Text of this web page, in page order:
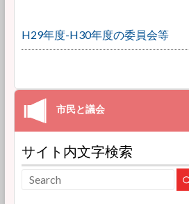
H29年度-H30年度の委員会等
サイト内文字検索